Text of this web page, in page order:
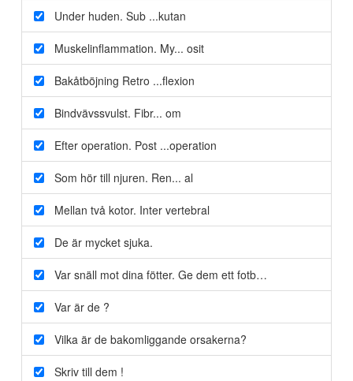
Under huden. Sub...kutan
Muskelinflammation. My... osit
Bakåtböjning Retro ...flexion
Bindvävssvulst. Fibr... om
Efter operation. Post...operation
Som hör till njuren. Ren... al
Mellan två kotor. Intervertebral
Deär mycket sjuka.
Var snäll mot dina fötter. Ge dem ett fotbad då och då.
Var är de?
Vilka är debakomliggande orsakerna?
Skriv till dem !